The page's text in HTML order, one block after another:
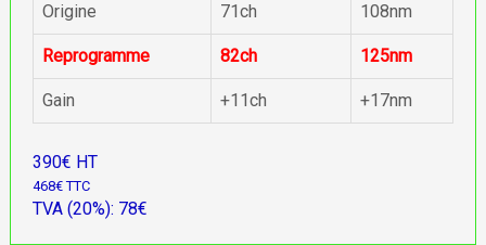
Origine 71ch 108nm
Reprogramme 82ch 125nm
Gain +11ch +17nm
390€ HT
468€ TTC
TVA (20%): 78€